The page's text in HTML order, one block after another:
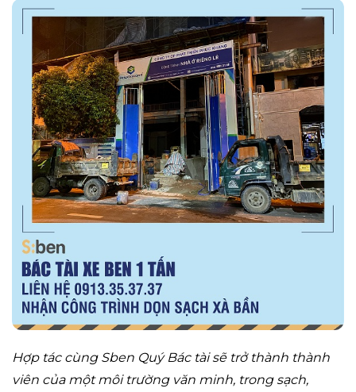
Hợp tác cùng Sben Quý Bác tài sẽ trở thành thành
viên của một môi trường văn minh, trong sạch,